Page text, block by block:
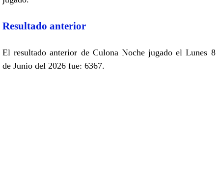
Resultado anterior
El resultado anterior de Culona Noche jugado el Lunes 8
de Junio del 2026 fue: 6367.